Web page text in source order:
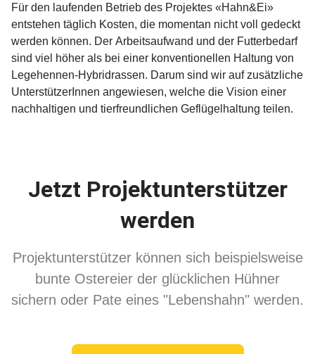
Für den laufenden Betrieb des Projektes «Hahn&Ei»
entstehen täglich Kosten, die momentan nicht voll gedeckt
werden können. Der Arbeitsaufwand und der Futterbedarf
sind viel höher als bei einer konventionellen Haltung von
Legehennen-Hybridrassen. Darum sind wir auf zusätzliche
UnterstützerInnen angewiesen, welche die Vision einer
nachhaltigen und tierfreundlichen Geflügelhaltung teilen.
Jetzt Projektunterstützer
werden
Projektunterstützer können sich beispielsweise
bunte Ostereier der glücklichen Hühner
sichern oder Pate eines "Lebenshahn" werden.